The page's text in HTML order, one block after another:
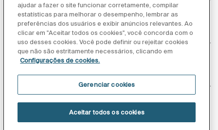
Sobre nós
Inspiração
Siga-nos
ajudar a fazer o site funcionar corretamente, compilar
estatísticas para melhorar o desempenho, lembrar as
preferências dos usuários e exibir anúncios relevantes. Ao
clicar em "Aceitar todos os cookies", você concorda com o
uso desses cookies. Você pode definir ou rejeitar cookies
que não são estritamente necessários, clicando em
Configurações de cookies.
Gerenciar cookies
Aceitar todos os cookies